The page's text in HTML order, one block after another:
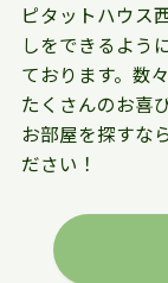
ピタットハウス
しをできるよう
ております。数
たくさんのお喜
お部屋を探すな
ださい！